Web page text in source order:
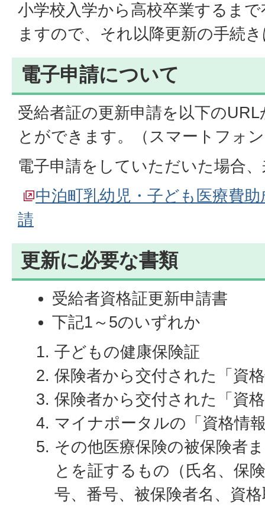
小学校入学から高校卒業するま
ますので、それ以降更新の手続
電子申請について
受給者証の更新申請を以下の
とができます。（スマートフォ
電子申請をしていただいた場合
中泊町乳幼児・子ども医療費
請
更新に必要な書類
受給者資格証更新申請書
下記1～5のいずれか
子どもの健康保険証
保険者から交付された「資
保険者から交付された「資
マイナポータルの「資格情
その他医療保険の被保険者
とを証するもの（氏名、保
号、番号、被保険者名、資